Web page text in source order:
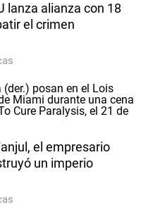
lanza alianza con 18
el crimen
el empresario
un imperio